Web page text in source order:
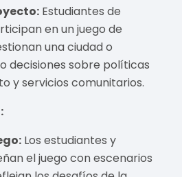
Estudiantes de
en un juego de
una ciudad o
decisiones sobre políticas
y servicios comunitarios.
Los estudiantes y
el juego con escenarios